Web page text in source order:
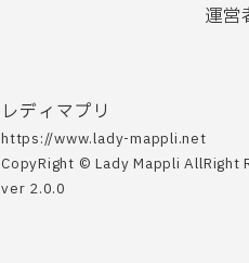
運営
レディマプリ
https://www.lady-mappli.net
CopyRight © Lady Mappli AllRight
ver 2.0.0